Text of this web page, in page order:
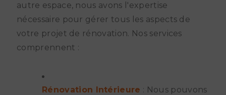
autre espace, nous avons l'expertise
nécessaire pour gérer tous les aspects de
votre projet de rénovation. Nos services
comprennent :
Rénovation Intérieure : Nous pouvons